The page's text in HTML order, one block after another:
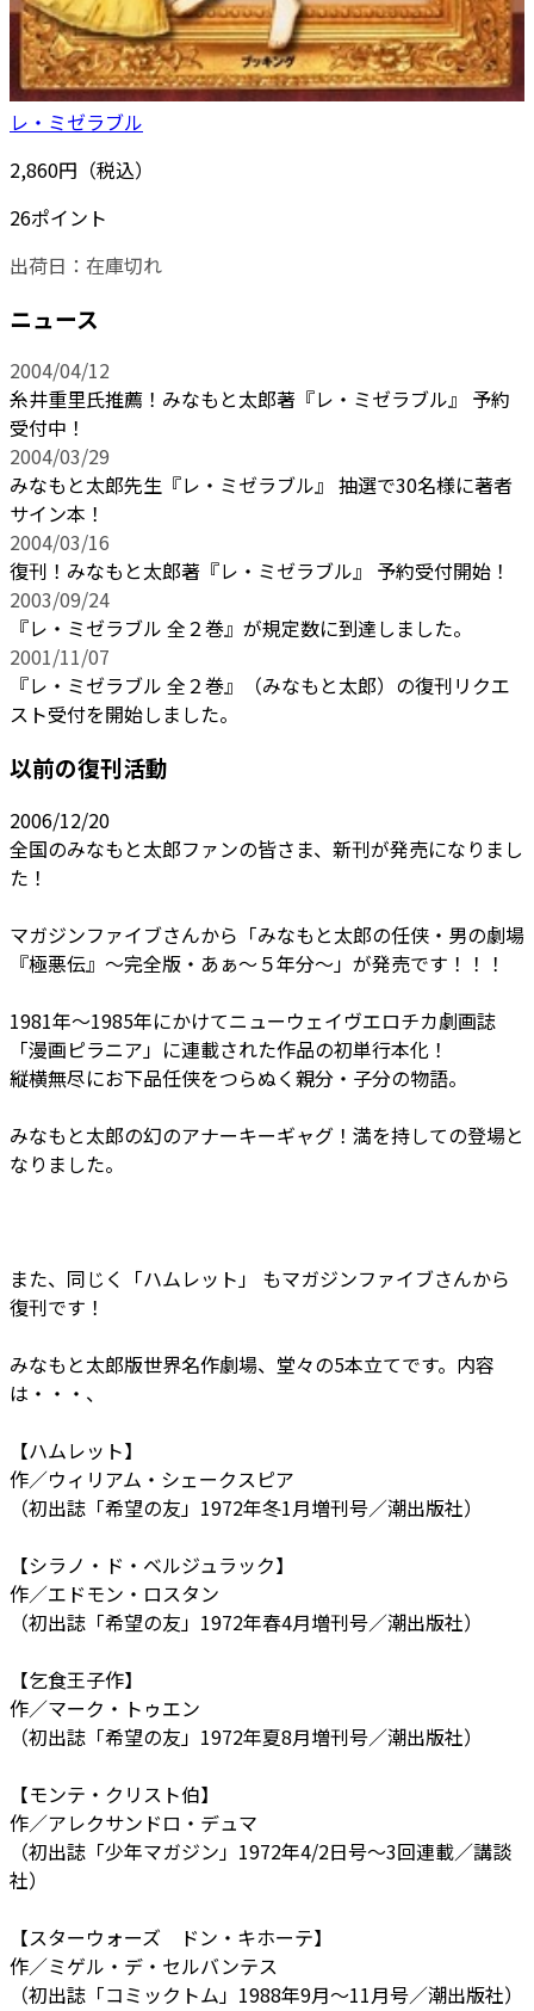
レ・ミゼラブル
2,860円（税込）
26ポイント
出荷日： 在庫切れ
ニュース
2004/04/12
糸井重里氏推薦！みなもと太郎著『レ・ミゼラブル』 予約
受付中！
2004/03/29
みなもと太郎先生『レ・ミゼラブル』 抽選で30名様に著者
サイン本！
2004/03/16
復刊！みなもと太郎著『レ・ミゼラブル』 予約受付開始！
2003/09/24
『レ・ミゼラブル 全２巻』が規定数に到達しました。
2001/11/07
『レ・ミゼラブル 全２巻』（みなもと太郎）の復刊リクエ
スト受付を開始しました。
以前の復刊活動
2006/12/20
全国のみなもと太郎ファンの皆さま、新刊が発売になりまし
た！
マガジンファイブさんから「みなもと太郎の任侠・男の劇場
『極悪伝』～完全版・あぁ～５年分～」が発売です！！！
1981年～1985年にかけてニューウェイヴエロチカ劇画誌
「漫画ピラニア」に連載された作品の初単行本化！
縦横無尽にお下品任侠をつらぬく親分・子分の物語。
みなもと太郎の幻のアナーキーギャグ！満を持しての登場と
なりました。
また、同じく「ハムレット」 もマガジンファイブさんから
復刊です！
みなもと太郎版世界名作劇場、堂々の5本立てです。内容
は・・・、
【ハムレット】
作／ウィリアム・シェークスピア
（初出誌「希望の友」1972年冬1月増刊号／潮出版社）
【シラノ・ド・ベルジュラック】
作／エドモン・ロスタン
（初出誌「希望の友」1972年春4月増刊号／潮出版社）
【乞食王子作】
作／マーク・トゥエン
（初出誌「希望の友」1972年夏8月増刊号／潮出版社）
【モンテ・クリスト伯】
作／アレクサンドロ・デュマ
（初出誌「少年マガジン」1972年4/2日号～3回連載／講談
社）
【スターウォーズ ドン・キホーテ】
作／ミゲル・デ・セルバンテス
（初出誌「コミックトム」1988年9月～11月号／潮出版社）